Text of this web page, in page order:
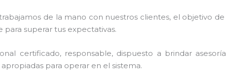
de la mano con nuestros clientes, el objetivo
superar tus expectativas.
certificado, responsable, dispuesto a brindar
para operar en el sistema.